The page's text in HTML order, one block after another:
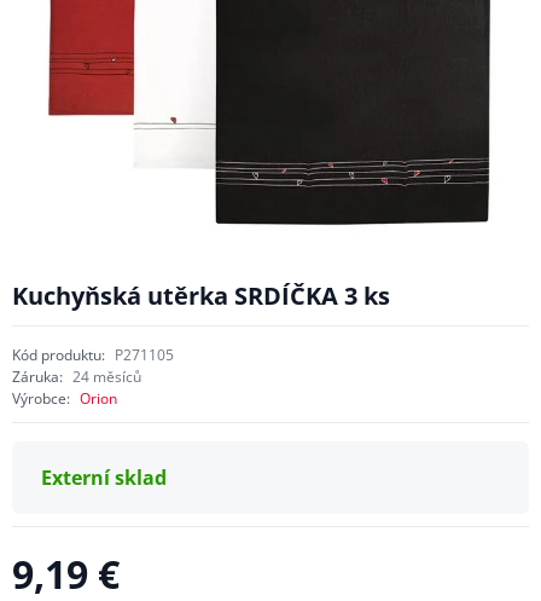
Kuchyňská utěrka SRDÍČKA 3 ks
Kód produktu: P271105
Záruka: 24 měsíců
Výrobce: Orion
Externí sklad
9,19 €